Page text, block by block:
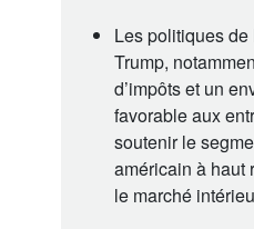
Les politiques de
Trump,
d’impôts et un
favorable aux
soutenir le
américain à haut
le marché